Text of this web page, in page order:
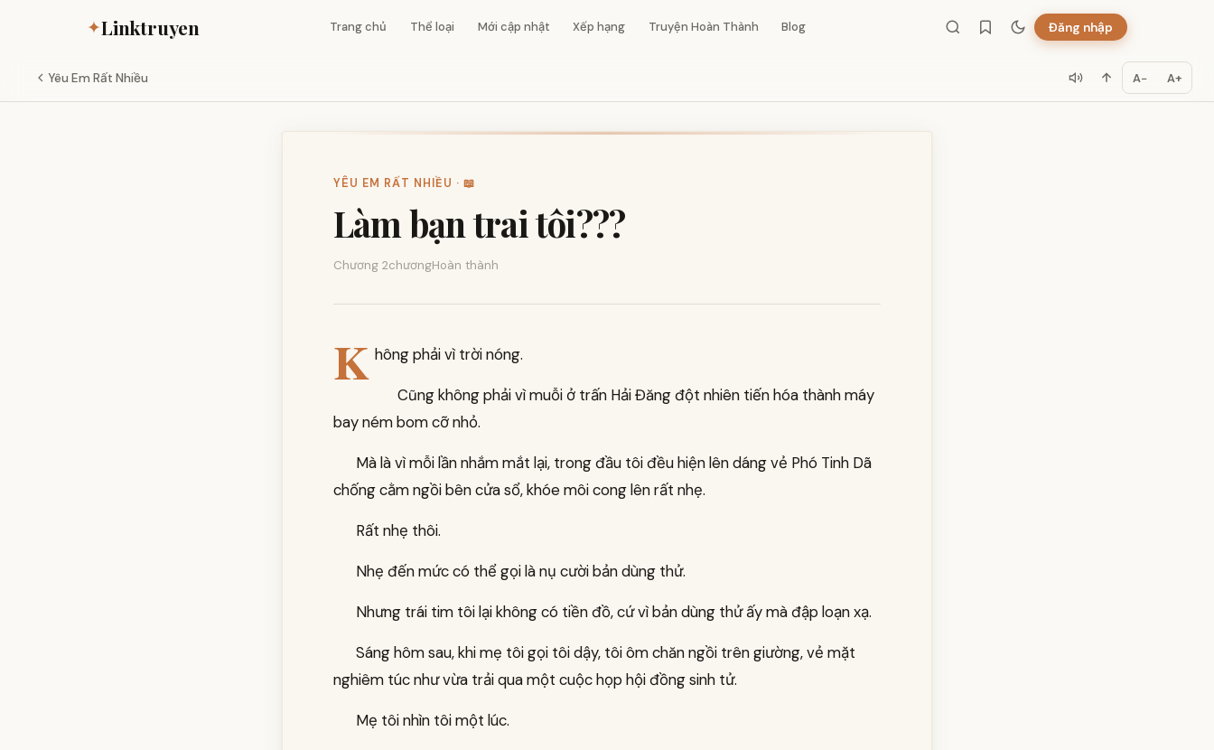
✦Linktruyen Trang chủ Thể loại Mới cập nhật Xếp hạng Truyện Hoàn Thành Blog Đăng nhập
Yêu Em Rất Nhiều A− A+
YÊU EM RẤT NHIỀU · 📖
Làm bạn trai tôi???
Chương 2chươngHoàn thành
K hông phải vì trời nóng.
Cũng không phải vì muỗi ở trấn Hải Đăng đột nhiên tiến hóa thành máy
bay ném bom cỡ nhỏ.
Mà là vì mỗi lần nhắm mắt lại, trong đầu tôi đều hiện lên dáng vẻ Phó Tinh Dã
chống cằm ngồi bên cửa sổ, khóe môi cong lên rất nhẹ.
Rất nhẹ thôi.
Nhẹ đến mức có thể gọi là nụ cười bản dùng thử.
Nhưng trái tim tôi lại không có tiền đồ, cứ vì bản dùng thử ấy mà đập loạn xạ.
Sáng hôm sau, khi mẹ tôi gọi tôi dậy, tôi ôm chăn ngồi trên giường, vẻ mặt
nghiêm túc như vừa trải qua một cuộc họp hội đồng sinh tử.
Mẹ tôi nhìn tôi một lúc.